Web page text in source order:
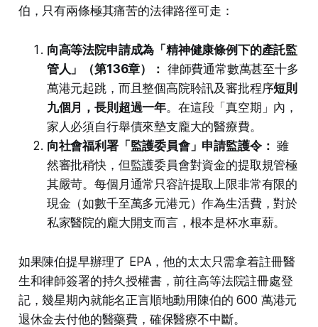
伯，只有兩條極其痛苦的法律路徑可走：
向高等法院申請成為「精神健康條例下的產託監
管人」（第136章）： 律師費通常數萬甚至十多
萬港元起跳，而且整個高院聆訊及審批程序短則
九個月，長則超過一年。在這段「真空期」內，
家人必須自行舉債來墊支龐大的醫療費。
向社會福利署「監護委員會」申請監護令： 雖
然審批稍快，但監護委員會對資金的提取規管極
其嚴苛。每個月通常只容許提取上限非常有限的
現金（如數千至萬多元港元）作為生活費，對於
私家醫院的龐大開支而言，根本是杯水車薪。
如果陳伯提早辦理了 EPA，他的太太只需拿着註冊醫
生和律師簽署的持久授權書，前往高等法院註冊處登
記，幾星期內就能名正言順地動用陳伯的 600 萬港元
退休金去付他的醫藥費，確保醫療不中斷。